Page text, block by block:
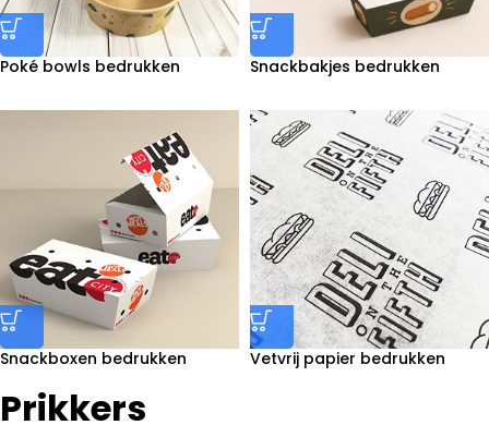
Poké bowls bedrukken Snackbakjes bedrukken
Snackboxen bedrukken Vetvrij papier bedrukken
Prikkers